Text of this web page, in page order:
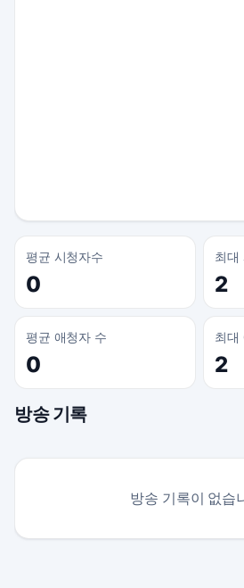
평균 시청자수
0
최대
2
평균 애청자 수
0
최대
2
방송 기록
방송 기록이 없습